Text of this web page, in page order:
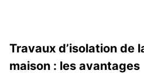
Travaux d’isolation de
maison : les avantages